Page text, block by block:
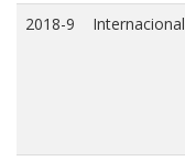
2018-9 Internacional